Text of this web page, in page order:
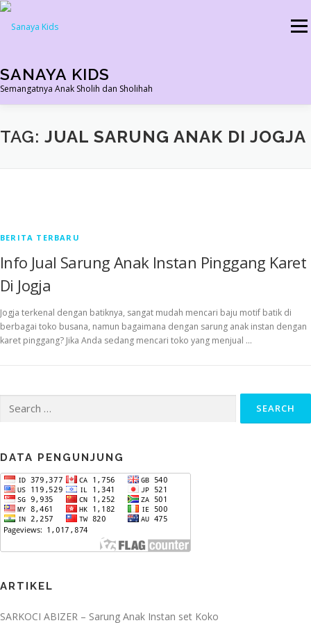
Skip
content
SANAYA KIDS
Semangatnya Anak Sholih dan Sholihah
Menu
HOME KONTAK TENTANG KAMI AGEN RESMI
TESTIMONI 2022
TAG: JUAL SARUNG ANAK DI JOGJA
BERITA TERBARU
Info Jual Sarung Anak Instan Pinggang Karet
Di Jogja
Jogja terkenal dengan batiknya, sangat mudah mencari baju motif batik di
berbagai toko busana, namun bagaimana dengan sarung anak instan dengan
karet pinggang? Jika Anda sedang mencari toko yang menjual …
for:
DATA PENGUNJUNG
ARTIKEL
SARKOCI ABIZER – Sarung Anak Instan set Koko